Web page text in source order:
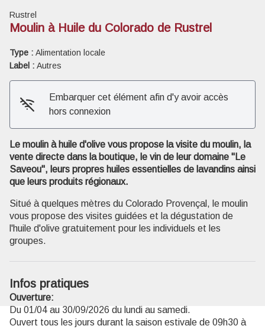
Rustrel
Moulin à Huile du Colorado de Rustrel
Type : Alimentation locale
Label : Autres
Embarquer cet élément afin d'y avoir accès
hors connexion
Le moulin à huile d'olive vous propose la visite du moulin, la
vente directe dans la boutique, le vin de leur domaine "Le
Saveou", leurs propres huiles essentielles de lavandins ainsi
que leurs produits régionaux.
Situé à quelques mètres du Colorado Provençal, le moulin
vous propose des visites guidées et la dégustation de
l'huile d'olive gratuitement pour les individuels et les
groupes.
Infos pratiques
Ouverture:
Du 01/04 au 30/09/2026 du lundi au samedi.
Ouvert tous les jours durant la saison estivale de 09h30 à